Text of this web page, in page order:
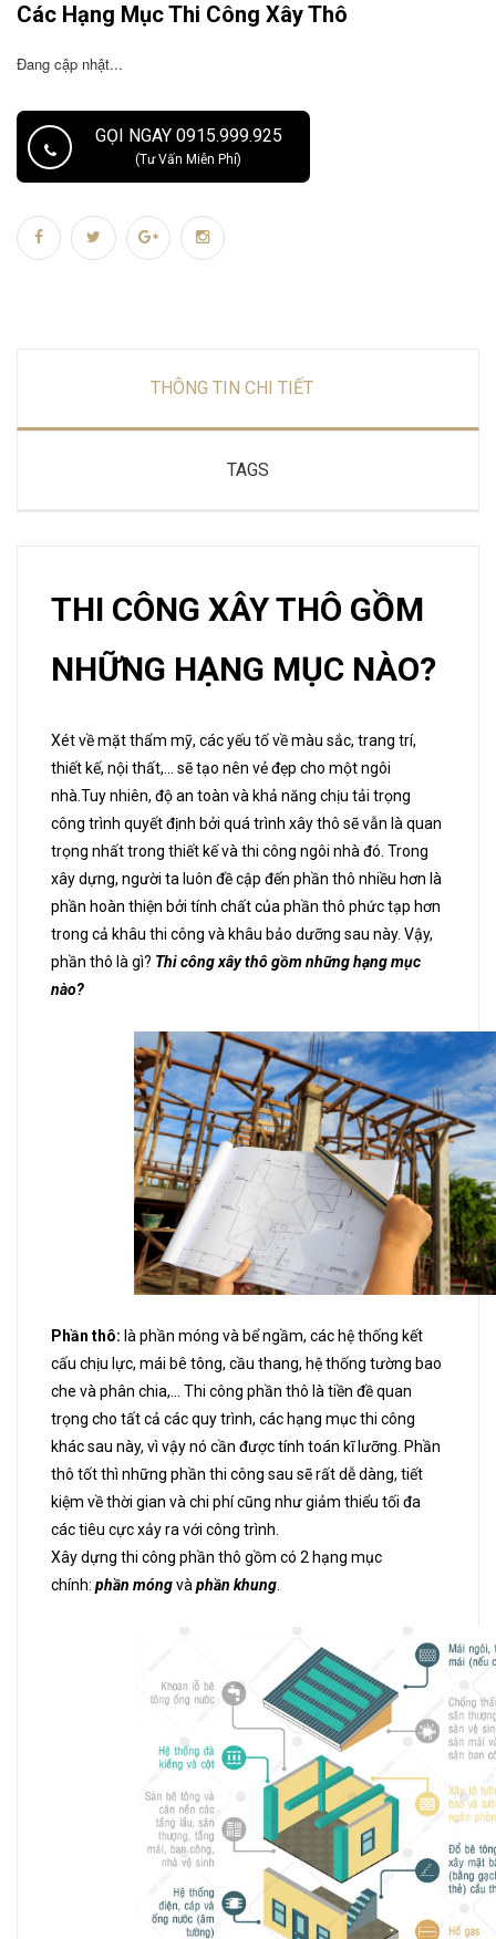
Các Hạng Mục Thi Công Xây Thô
Đang cập nhật...
GỌI NGAY 0915.999.925
(Tư Vấn Miễn Phí)
THÔNG TIN CHI TIẾT
TAGS
THI CÔNG XÂY THÔ GỒM
NHỮNG HẠNG MỤC NÀO?
Xét về mặt thẩm mỹ, các yếu tố về màu sắc, trang trí,
thiết kế, nội thất,... sẽ tạo nên vẻ đẹp cho một ngôi
nhà.Tuy nhiên, độ an toàn và khả năng chịu tải trọng
công trình quyết định bởi quá trình xây thô sẽ vẫn là quan
trọng nhất trong thiết kế và thi công ngôi nhà đó. Trong
xây dựng, người ta luôn đề cập đến phần thô nhiều hơn là
phần hoàn thiện bởi tính chất của phần thô phức tạp hơn
trong cả khâu thi công và khâu bảo dưỡng sau này. Vậy,
phần thô là gì? Thi công xây thô gồm những hạng mục
nào?
Phần thô: là phần móng và bể ngầm, các hệ thống kết
cấu chịu lực, mái bê tông, cầu thang, hệ thống tường bao
che và phân chia,... Thi công phần thô là tiền đề quan
trọng cho tất cả các quy trình, các hạng mục thi công
khác sau này, vì vậy nó cần được tính toán kĩ lưỡng. Phần
thô tốt thì những phần thi công sau sẽ rất dễ dàng, tiết
kiệm về thời gian và chi phí cũng như giảm thiểu tối đa
các tiêu cực xảy ra với công trình.
Xây dựng thi công phần thô gồm có 2 hạng mục
chính: phần móngvà phần khung